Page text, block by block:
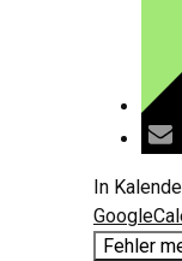
In
Fehler